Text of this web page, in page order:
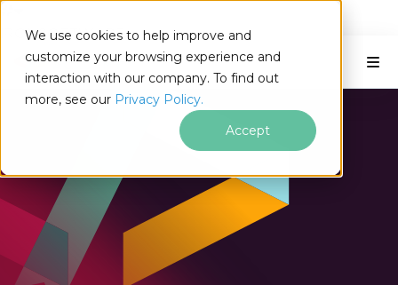
We use cookies to help improve and
customize your browsing experience and
interaction with our company. To find out
more, see our Privacy Policy.
Accept
IRONSOFTWARE
Altbilgi içeriğine atla
C# ve AI